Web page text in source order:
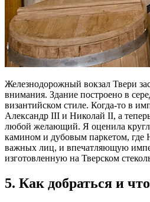
Железнодорожный вокзал Твери
внимания. Здание построено в
византийском стиле. Когда-то в
Александр III и Николай II, а
любой желающий. Я оценила
камином и дубовым паркетом, где
важных лиц, и впечатляющую
изготовленную на Тверском
5. Как добраться и